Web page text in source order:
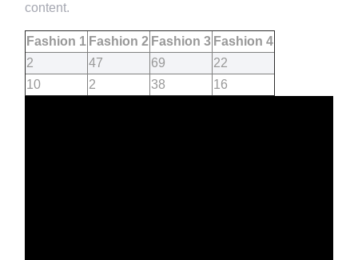
content.
Fashion 1 Fashion 2 Fashion 3 Fashion 4
2
47 69
22
10
2 38 16